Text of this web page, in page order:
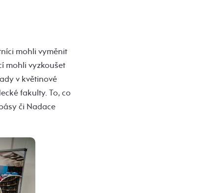
mohli vyměnit
mohli vyzkoušet
v květinové
fakulty. To, co
či Nadace